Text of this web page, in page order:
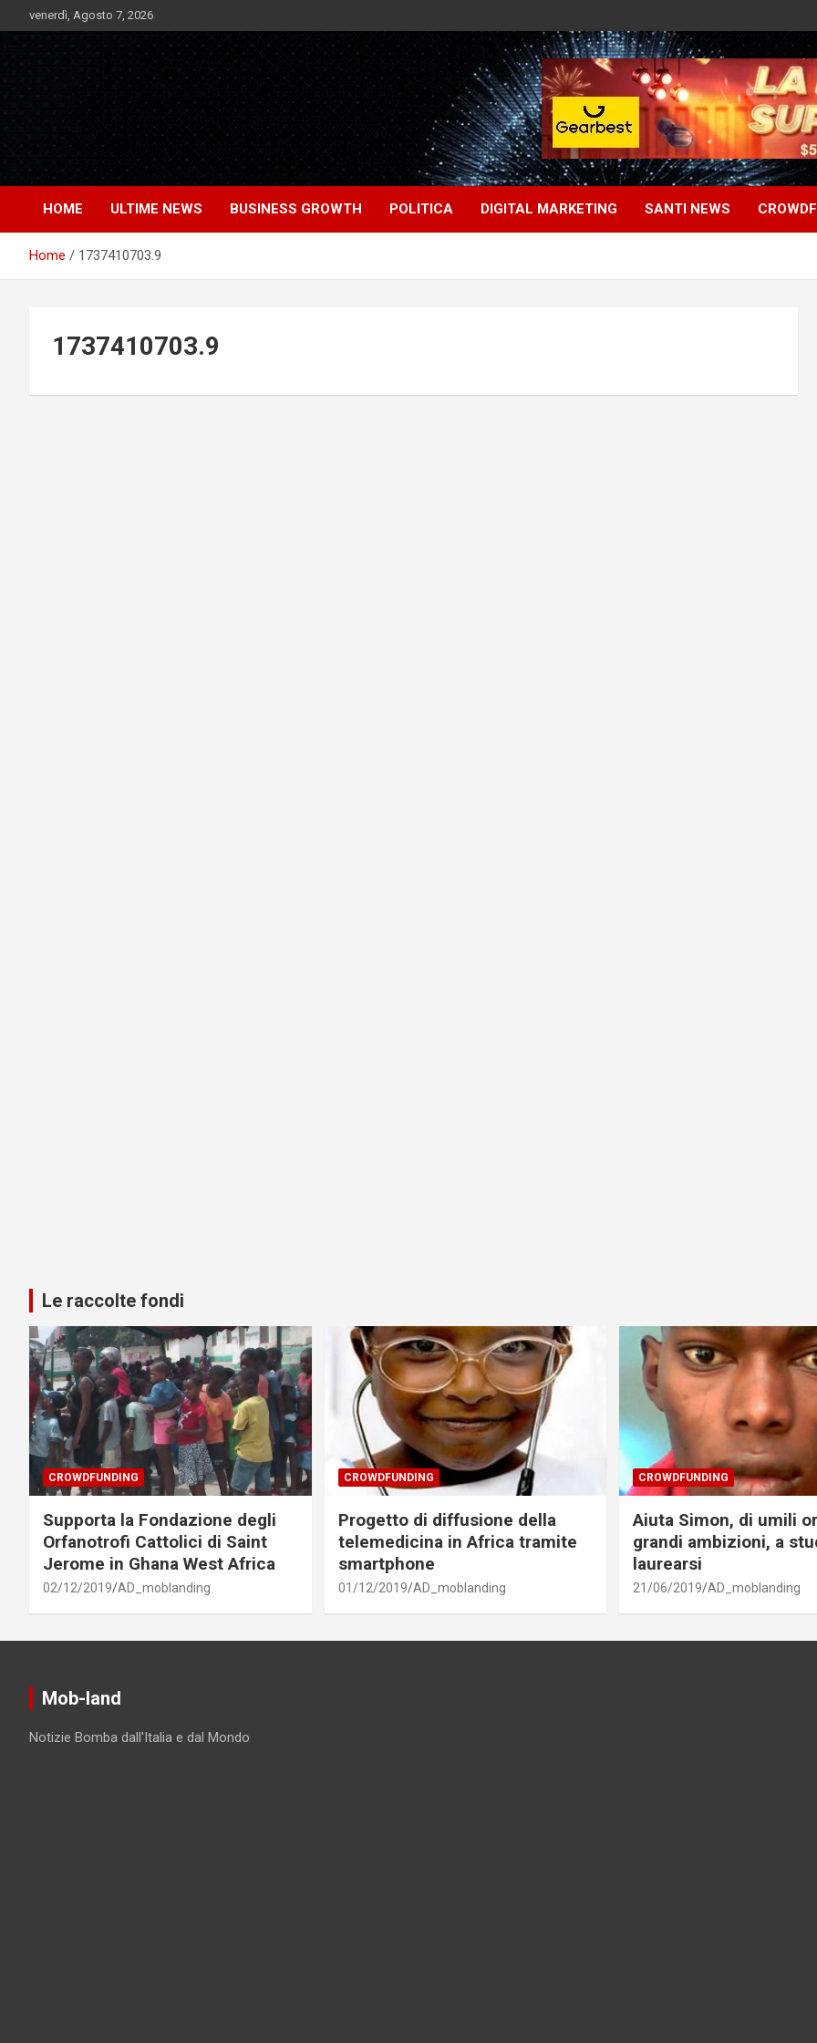
to
venerdì, Agosto 7, 2026
Market News
Notizie Bomba dall'Italia e dal Mondo
HOME ULTIME NEWS BUSINESS GROWTH POLITICA DIGITAL MARKETING SANTI NEWS
Home 1737410703.9
1737410703.9
Le raccolte fondi
CROWDFUNDING
Supporta la Fondazione degli
Orfanotrofi Cattolici di Saint
Jerome in Ghana West Africa
02/12/2019 AD_moblanding
CROWDFUNDING
Progetto di diffusione della
telemedicina in Africa tramite
smartphone
01/12/2019 AD_moblanding
CROWDFUNDING
Aiuta Simon, di umili
grandi ambizioni, a
laurearsi
21/06/2019 AD_moblanding
Mob-land
Notizie Bomba dall'Italia e dal Mondo